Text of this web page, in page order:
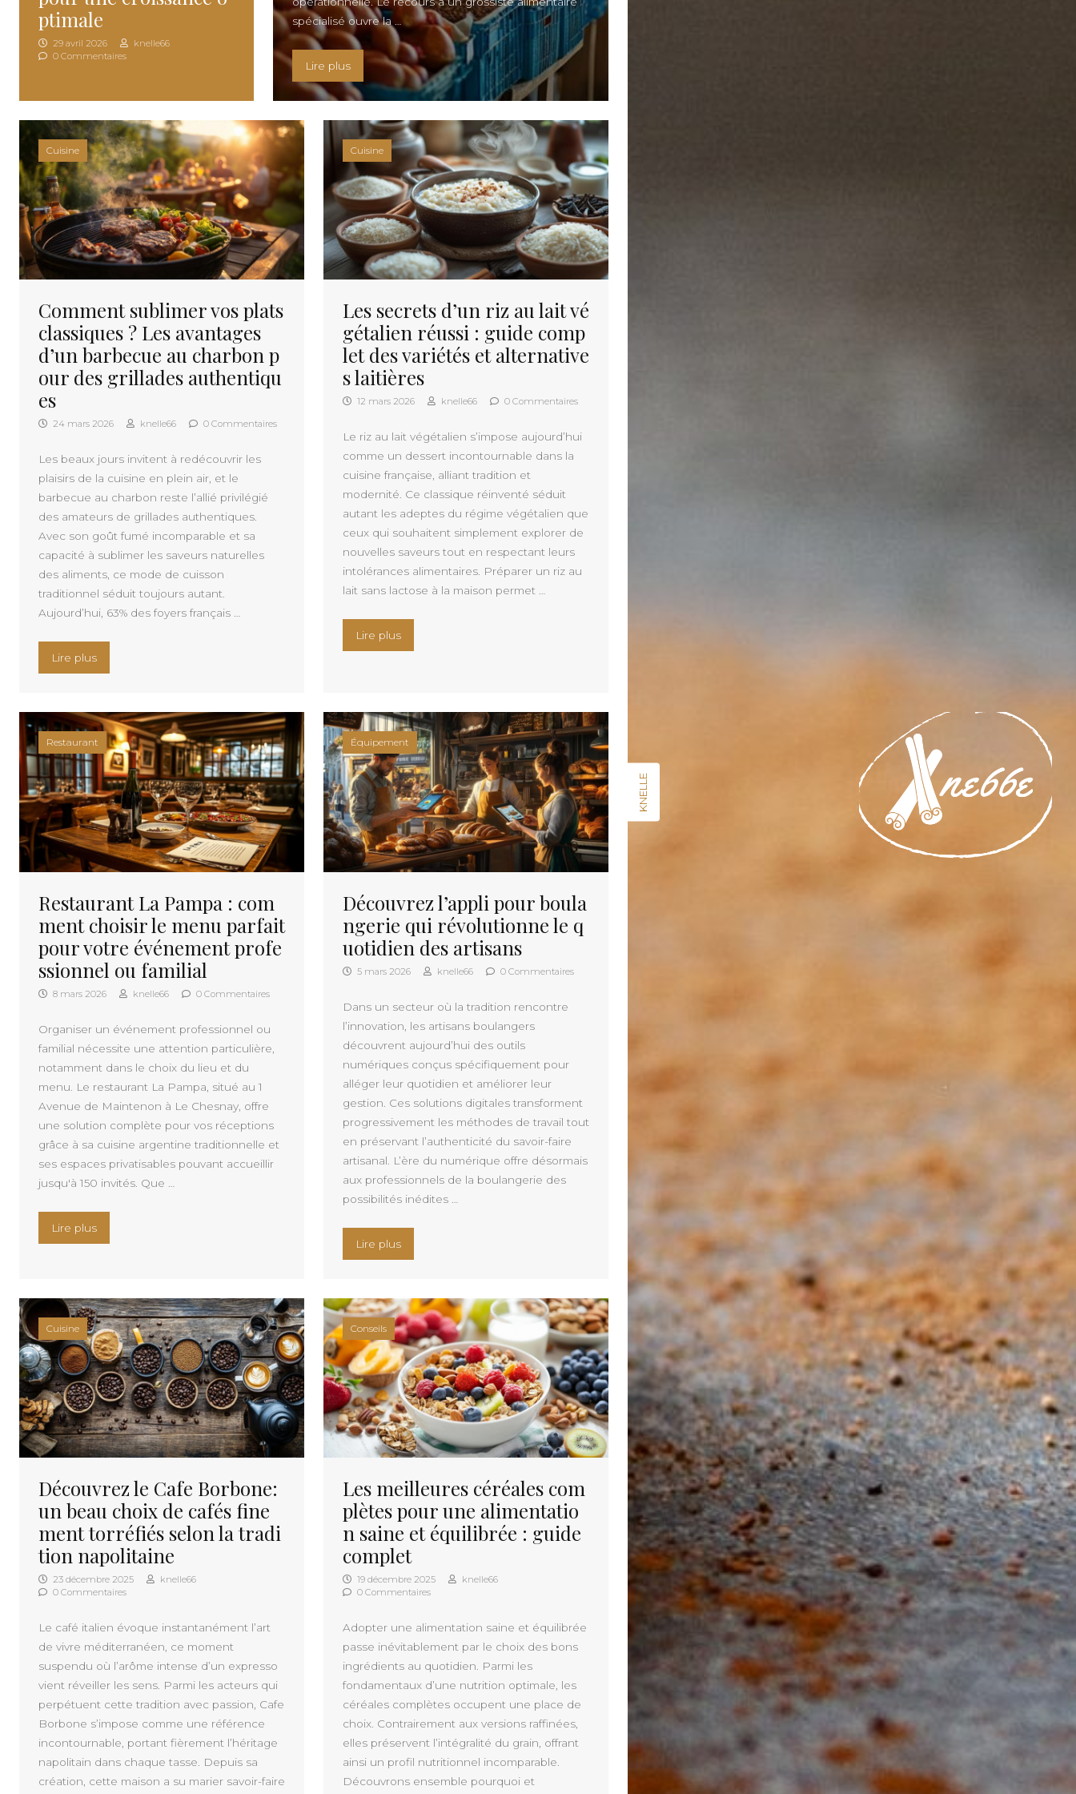
ptimale
29 avril 2026
knelle66
0 Commentaires
spécialisé ouvre la …
Lire plus« Découvrez les avantages d’acheter vos matières premières chez un grossiste alimentaire »
Cuisine
Comment sublimer vos plats
classiques ? Les avantages
d’un barbecue au charbon p
our des grillades authentiqu
es
24 mars 2026 knelle66 0 Commentaires
Les beaux jours invitent à redécouvrir les
plaisirs de la cuisine en plein air, et le
barbecue au charbon reste l’allié privilégié
des amateurs de grillades authentiques.
Avec son goût fumé incomparable et sa
capacité à sublimer les saveurs naturelles
des aliments, ce mode de cuisson
traditionnel séduit toujours autant.
Aujourd’hui, 63% des foyers français …
Lire plus« Comment sublimer vos plats classiques ? Les avantages d’un barbecue au charbon pour des grillades authentiques »
Cuisine
Les secrets d’un riz au lait vé
gétalien réussi : guide comp
let des variétés et alternative
s laitières
12 mars 2026 knelle66 0 Commentaires
Le riz au lait végétalien s’impose aujourd’hui
comme un dessert incontournable dans la
cuisine française, alliant tradition et
modernité. Ce classique réinventé séduit
autant les adeptes du régime végétalien que
ceux qui souhaitent simplement explorer de
nouvelles saveurs tout en respectant leurs
intolérances alimentaires. Préparer un riz au
lait sans lactose à la maison permet …
Lire plus« Les secrets d’un riz au lait végétalien réussi : guide complet des variétés et alternatives laitières »
Restaurant
Restaurant La Pampa : com
ment choisir le menu parfait
pour votre événement profe
ssionnel ou familial
8 mars 2026 knelle66 0 Commentaires
Organiser un événement professionnel ou
familial nécessite une attention particulière,
notamment dans le choix du lieu et du
menu. Le restaurant La Pampa, situé au 1
Avenue de Maintenon à Le Chesnay, offre
une solution complète pour vos réceptions
grâce à sa cuisine argentine traditionnelle et
ses espaces privatisables pouvant accueillir
jusqu'à 150 invités. Que …
Lire plus« Restaurant La Pampa : comment choisir le menu parfait pour votre événement professionnel ou familial »
Équipement
Découvrez l’appli pour boula
ngerie qui révolutionne le q
uotidien des artisans
5 mars 2026 knelle66 0 Commentaires
Dans un secteur où la tradition rencontre
l’innovation, les artisans boulangers
découvrent aujourd’hui des outils
numériques conçus spécifiquement pour
alléger leur quotidien et améliorer leur
gestion. Ces solutions digitales transforment
progressivement les méthodes de travail tout
en préservant l’authenticité du savoir-faire
artisanal. L’ère du numérique offre désormais
aux professionnels de la boulangerie des
possibilités inédites …
Lire plus« Découvrez l’appli pour boulangerie qui révolutionne le quotidien des artisans »
Cuisine
Découvrez le Cafe Borbone:
un beau choix de cafés fine
ment torréfiés selon la tradi
tion napolitaine
23 décembre 2025
knelle66
0 Commentaires
Le café italien évoque instantanément l’art
de vivre méditerranéen, ce moment
suspendu où l’arôme intense d’un expresso
vient réveiller les sens. Parmi les acteurs qui
perpétuent cette tradition avec passion, Cafe
Borbone s’impose comme une référence
incontournable, portant fièrement l’héritage
napolitain dans chaque tasse. Depuis sa
création, cette maison a su marier savoir-faire
Conseils
Les meilleures céréales com
plètes pour une alimentatio
n saine et équilibrée : guide
complet
19 décembre 2025
knelle66
0 Commentaires
Adopter une alimentation saine et équilibrée
passe inévitablement par le choix des bons
ingrédients au quotidien. Parmi les
fondamentaux d’une nutrition optimale, les
céréales complètes occupent une place de
choix. Contrairement aux versions raffinées,
elles préservent l’intégralité du grain, offrant
ainsi un profil nutritionnel incomparable.
Découvrons ensemble pourquoi et
KNELLE
Découvrez l’univers du vinà travers
des dégustations, des conseils
d’experts et des accords parfaits
pour sublimer chaque moment
Un chef à domicile
Invite1Chef
: Offrez-vous
l’expérience d’un chef à domicile
pour des repas gastronomiques
inoubliables, chez vous et sur
mesure !